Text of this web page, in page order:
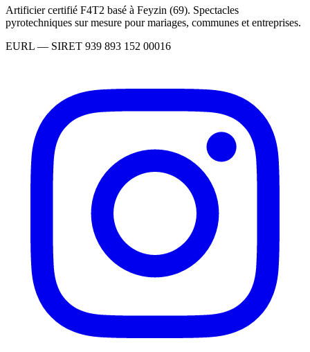
Artificier certifié F4T2 basé à Feyzin (69). Spectacles
pyrotechniques sur mesure pour mariages, communes et entreprises.
EURL — SIRET 939 893 152 00016